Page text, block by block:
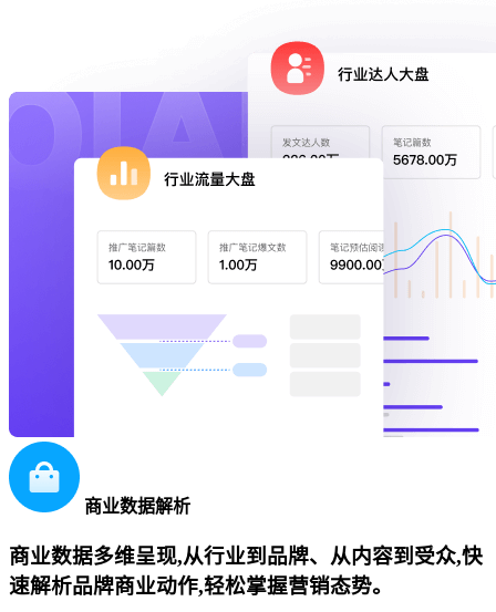
商业数据解析
商业数据多维呈现,从行业到品牌、从内容到受众,快
速解析品牌商业动作,轻松掌握营销态势。